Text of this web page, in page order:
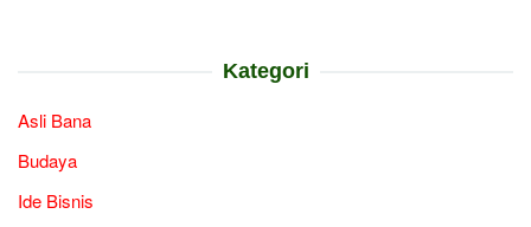
Kategori
Asli Bana
Budaya
Ide Bisnis